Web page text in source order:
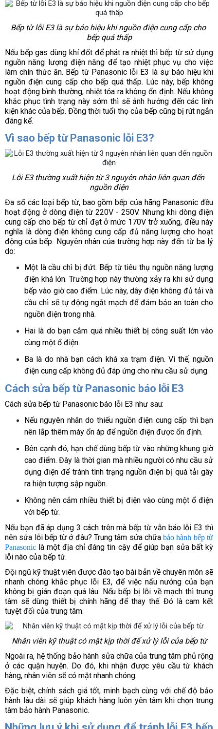
Bếp từ lỗi E3 là sự báo hiệu khi nguồn điện cung cấp cho
bếp quá thấp
Nếu bếp gas dùng khí đốt để phát ra nhiệt thì bếp từ sử dụng
nguồn năng lượng điện năng để tạo nhiệt phục vụ cho việc
làm chín thức ăn. Bếp từ Panasonic lỗi E3 là sự báo hiệu khi
nguồn điện cung cấp cho bếp quá thấp. Lúc này, bếp không
hoạt động bình thường, nhiệt tỏa ra không ổn định. Nếu không
khắc phục tình trạng này sớm thì sẽ ảnh hưởng đến các linh
kiện khác của bếp. Đồng thời tuổi thọ của bếp cũng bị rút ngắn
đáng kể.
Vì sao bếp từ Panasonic lỗi E3?
Lỗi E3 thường xuất hiện từ 3 nguyên nhân liên quan đến
nguồn điện
Đa số các loại bếp từ, bao gồm bếp của hãng Panasonic đều
hoạt động ở dòng điện từ 220V - 250V. Nhưng khi dòng điện
cung cấp cho bếp từ chỉ đạt ở mức 170V trở xuống, điều này
nghĩa là dòng điện không cung cấp đủ năng lượng cho hoạt
động của bếp. Nguyên nhân của trường hợp này đến từ ba lý
do:
Một là cầu chì bị đứt. Bếp từ tiêu thụ nguồn năng lượng
điện khá lớn. Trường hợp này thường xảy ra khi sử dụng
bếp vào giờ cao điểm. Lúc này, dây điện không đủ tải và
cầu chì sẽ tự động ngắt mạch để đảm bảo an toàn cho
nguồn điện trong nhà.
Hai là do bạn cắm quá nhiều thiết bị công suất lớn vào
cùng một ổ điện.
Ba là do nhà bạn cách khá xa trạm điện. Vì thế, nguồn
điện cung cấp không đủ đáp ứng cho nhu cầu sử dụng.
Cách sửa bếp từ Panasonic báo lỗi E3
Cách sửa bếp từ Panasonic báo lỗi E3 như sau:
Nếu nguyên nhân do thiếu nguồn điện cung cấp thì bạn
nên lắp thêm máy ổn áp để nguồn điện được ổn định.
Bên cạnh đó, hạn chế dùng bếp từ vào những khung giờ
cao điểm. Đây là thời gian mà nhiều người có nhu cầu sử
dụng điện để tránh tình trạng nguồn điện bị quá tải gây
ra hiện tượng sập nguồn.
Không nên cắm nhiều thiết bị điện vào cùng một ổ điện
với bếp từ.
Nếu bạn đã áp dụng 3 cách trên mà bếp từ vẫn báo lỗi E3 thì
nên sửa lỗi bếp từ ở đâu? Trung tâm sửa chữa bảo hành bếp từ
Panasonic là một địa chỉ đáng tin cậy để giúp bạn sửa bất kỳ
lỗi nào của bếp từ.
Đội ngũ kỹ thuật viên được đào tạo bài bản về chuyên môn sẽ
nhanh chóng khắc phục lỗi E3, để việc nấu nướng của bạn
không bị gián đoạn quá lâu. Nếu bếp bị lỗi về mạch thì trung
tâm sẽ dùng thiết bị chính hãng để thay thế. Đó là cam kết
tuyệt đối của trung tâm.
Nhân viên kỹ thuật có mặt kịp thời để xử lý lỗi của bếp từ
Ngoài ra, hệ thống bảo hành sửa chữa của trung tâm phủ rộng
ở các quận huyện. Do đó, khi nhận được yêu cầu từ khách
hàng, nhân viên sẽ có mặt nhanh chóng.
Đặc biệt, chính sách giá tốt, minh bạch cùng với chế độ bảo
hành lâu dài sẽ giúp khách hàng luôn yên tâm khi chọn trung
tâm bảo hành Panasonic.